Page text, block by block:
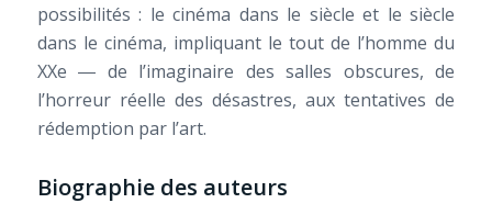
possibilités : le cinéma dans le siècle et le siècle
dans le cinéma, impliquant le tout de l’homme du
XXe ― de l’imaginaire des salles obscures, de
l’horreur réelle des désastres, aux tentatives de
rédemption par l’art.
Biographie des auteurs